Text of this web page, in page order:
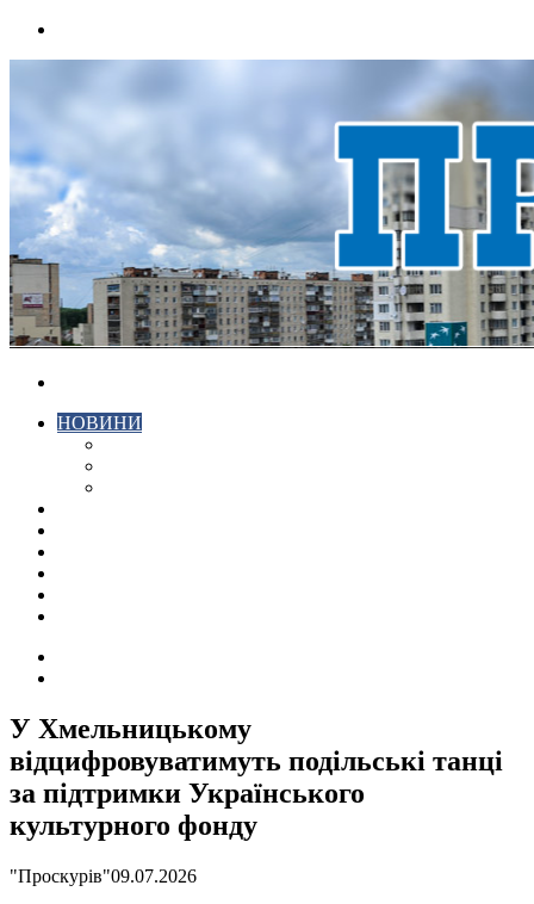
НОВИНИ
У Хмельницькому
відцифровуватимуть подільські танці
за підтримки Українського
культурного фонду
"Проскурів"09.07.2026